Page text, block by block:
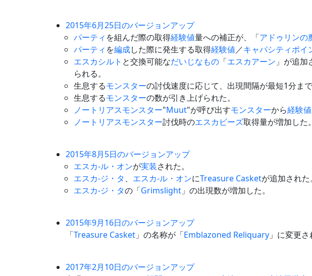
2015年6月25日のバージョンアップ
パーティ を組んだ際の取得経験値量への補正が、「アドゥリンの
パーティ を編成した際に発生する取得経験値／キャパシティポイ
エスカシルト と交換可能なだいじなもの 「エスカアーン 」が追加
られる。
生息するモンスターの討伐速度に応じて、出現間隔が最短1分ま
生息するモンスターの数が引き上げられた。
ノートリアスモンスター"Muut"が呼び出すモンスターから経験値
ノートリアスモンスター討伐時のエスカビーズ取得量が増加した。
2015年8月5日のバージョンアップ
エスカ-ル・オンが実装された。
エスカ-ジ・タ、 エスカ-ル・オンにTreasure Casketが追加された。
エスカ-ジ・タの「Grimslight 」の出現数が増加した。
2015年9月16日のバージョンアップ
「Treasure Casket 」の名称が「Emblazoned Reliquary 」に変更さ
2017年2月10日のバージョンアップ